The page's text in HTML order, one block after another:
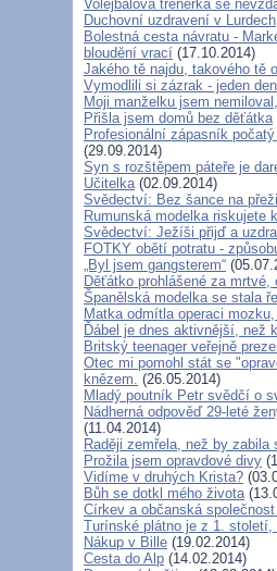
Volejbalová trenérka se
Duchovní uzdravení v Lurdech
Bolestná cesta návratu -
bloudění vrací (17.10.2014)
Jakého tě najdu, takového tě
Vymodlili si zázrak - jeden
Moji manželku jsem
Přišla jsem domů bez děťátka
Profesionální zápasník
(29.09.2014)
Syn s rozštěpem páteře je
Učitelka(02.09.2014)
Svědectví: Bez šance na
Rumunská modelka riskujete
Svědectví: Ježíši přijď a
FOTKY obětí potratu -
„Byl jsem gangsterem“
Děťátko prohlášené za
Španělská modelka se stala
Matka odmítla operaci
Ďábel je dnes aktivnější, než
Britský teenager veřejně
Otec mi pomohl stát se
knězem. (26.05.2014)
Mladý poutník Petr svědčí o
Nádherná odpověď 29-leté
(11.04.2014)
Raději zemřela, než by zabila
Prožila jsem opravdové divy
Vidíme v druhých Krista?
Bůh se dotkl mého života
Církev a občanská
Turínské plátno je z 1.
Nákup v Bille (19.02.2014)
Cesta do Alp (14.02.2014)